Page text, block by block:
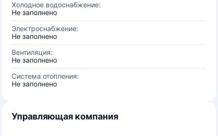
Холодное водоснабжение:
Не заполнено
Электроснабжение:
Не заполнено
Вентиляция:
Не заполнено
Система отопления:
Не заполнено
Управляющая компания